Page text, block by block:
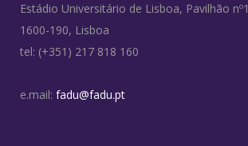
Estádio Universitário de Lisboa, Pavilhão nº1
1600-190, Lisboa
tel: (+351) 217 818 160
e.mail: fadu@fadu.pt